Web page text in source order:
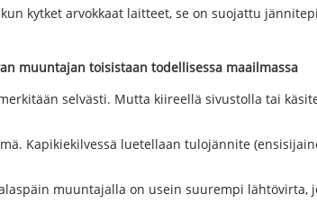
kytket arvokkaat laitteet, se on suojattu
muuntajan toisistaan ​​todellisessa maailmassa
selvästi. Mutta kiireellä sivustolla tai
Kapikiekilvessä luetellaan tulojännite
muuntajalla on usein suurempi lähtövirta,